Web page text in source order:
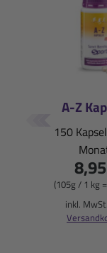
A-Z
150
(105g / 1 kg
inkl.